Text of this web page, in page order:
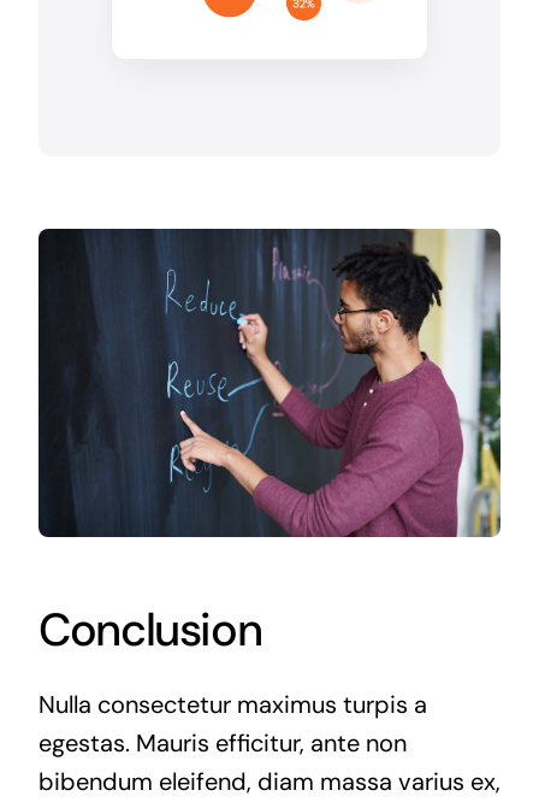
Conclusion
Nulla consectetur maximus turpis a
egestas. Mauris efficitur, ante non
bibendum eleifend, diam massa varius ex,